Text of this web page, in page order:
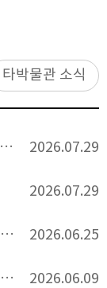
타박물관 소식
2026.07.29
2026.07.29
2026.06.25
2026.06.09